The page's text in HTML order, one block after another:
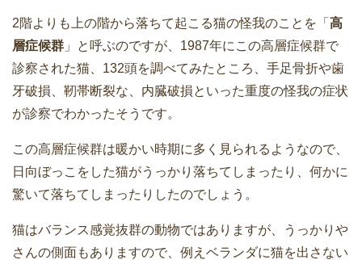
2階よりも上の階から落ちて起こる猫の怪我のことを「 高
層症候群 」と呼ぶのですが、1987年にこの高層症候群で
診察された猫、132頭を調べてみたところ、手足骨折や歯
牙破損、靭帯断裂な、内臓破損といった重度の怪我の症状
が診察でわかったそうです。
この高層症候群は暖かい時期に多く見られるようなので、
日向ぼっこをした猫がうっかり落ちてしまったり、何かに
驚いて落ちてしまったりしたのでしょう。
猫はバランス感覚抜群の動物ではありますが、うっかりや
さんの側面もありますので、例えベランダに猫を出さない